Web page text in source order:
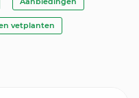
vetplanten